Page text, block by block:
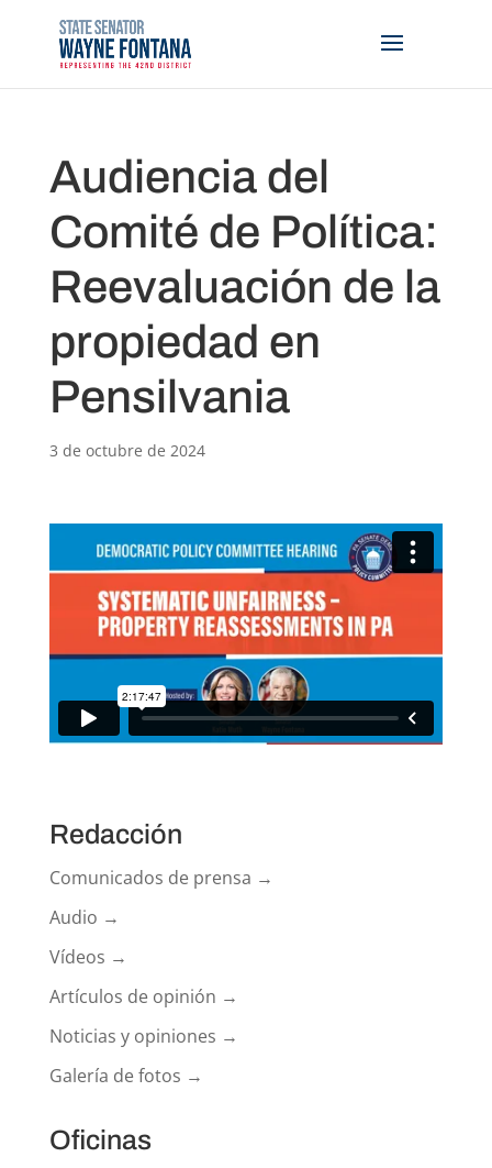
Audiencia del
Comité de Política:
Reevaluación de la
propiedad en
Pensilvania
3 de octubre de 2024
Redacción
Comunicados de prensa →
Audio →
Vídeos →
Artículos de opinión →
Noticias y opiniones →
Galería de fotos →
Oficinas